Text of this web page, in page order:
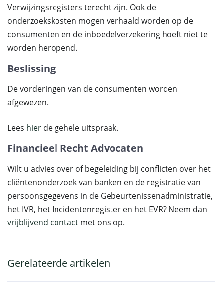
Verwijzingsregisters terecht zijn. Ook de
onderzoekskosten mogen verhaald worden op de
consumenten en de inboedelverzekering hoeft niet te
worden heropend.
Beslissing
De vorderingen van de consumenten worden
afgewezen.
Lees hier de gehele uitspraak.
Financieel Recht Advocaten
Wilt u advies over of begeleiding bij conflicten over het
cliëntenonderzoek van banken en de registratie van
persoonsgegevens in de Gebeurtenissenadministratie,
het IVR, het Incidentenregister en het EVR? Neem dan
vrijblijvend contact met ons op.
Gerelateerde artikelen